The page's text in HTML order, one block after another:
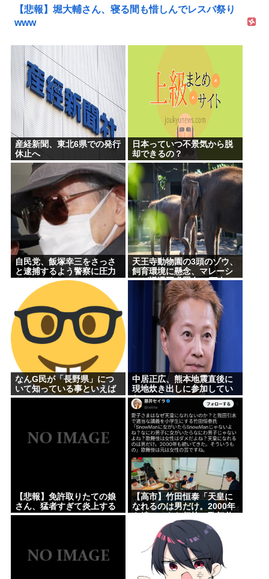
【悲報】堀大輔さん、寝る間も惜しんでレスバ祭り
www
産経新聞、東北6県での発行
休止へ
日本っていつ不景気から脱
却できるの？
自民党、飯塚幸三をさっさ
と逮捕するよう警察に圧力
かけていたwww
天王寺動物園の3頭のゾウ、
飼育環境に懸念、マレーシ
アが返還要求署名17万人。
酷すぎる日本の動物園
なんG民が「長野県」につ
いて知っている事といえば
www
中居正広、熊本地震直後に
現地炊き出しに参加してい
た
【悲報】免許取りたての娘
さん、猛者すぎて炎上する
www
【高市】竹田恒泰「天皇に
なれるのは男だけ。2000年
も続いてきた伝統。歌舞伎
も女は駄目だよね？」